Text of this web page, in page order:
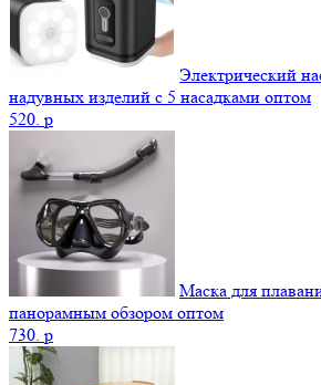
Электрический
надувных изделий с 5 насадками оптом
520. p
Маска для
панорамным обзором оптом
730. p